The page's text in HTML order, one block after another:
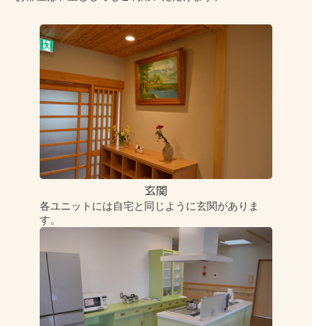
玄関
各ユニットには自宅と同じように玄関がありま
す。